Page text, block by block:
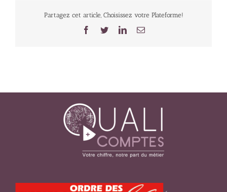
Partagez cet article, Choisissez votre Plateforme!
Facebook
TwitterLinkedInEmail